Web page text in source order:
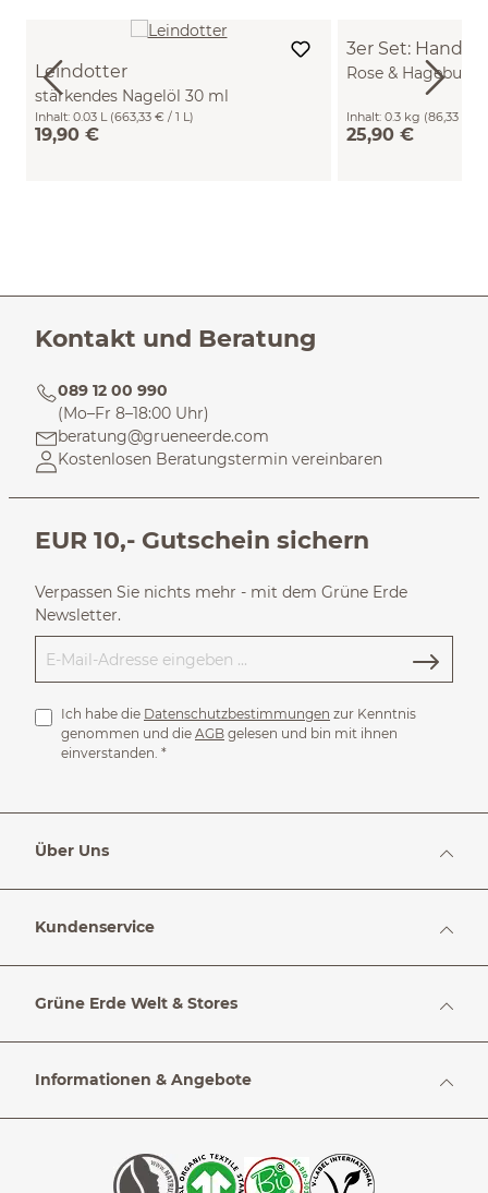
Leindotter
stärkendes Nagelöl 30 ml
Inhalt: 0.03 L (663,33 € / 1 L)
19,90 €
3er Set: Hand-
Rose &
Zirbe &
Inhalt: 0.3 kg (86,33 € /
25,90 €
Kontakt und Beratung
089 12 00 990
(Mo–Fr 8–18:00 Uhr)
beratung@grueneerde.com
Kostenlosen Beratungstermin vereinbaren
EUR 10,- Gutschein sichern
Verpassen Sie nichts mehr - mit dem Grüne Erde
Newsletter.
Ich habe die Datenschutzbestimmungen zur Kenntnis
genommen und die AGB gelesen und bin mit ihnen
einverstanden. *
Über Uns
Kundenservice
Grüne Erde Welt & Stores
Informationen & Angebote